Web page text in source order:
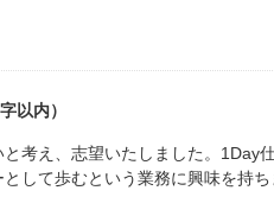
以内）
考え、志望いたしました。1Day
して歩むという業務に興味を持